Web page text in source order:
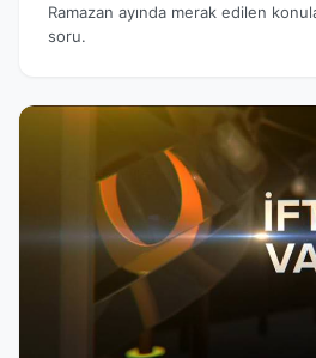
Ramazan ayında merak edilen
soru.